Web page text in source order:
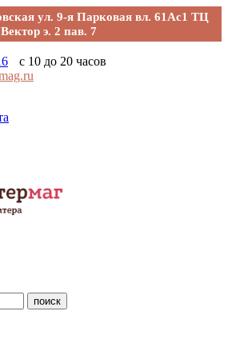
ул. 9-я Парковая вл. 61Ас1 ТЦ
Вектор э. 2 пав. 7
с 10 до 20 часов
поиск